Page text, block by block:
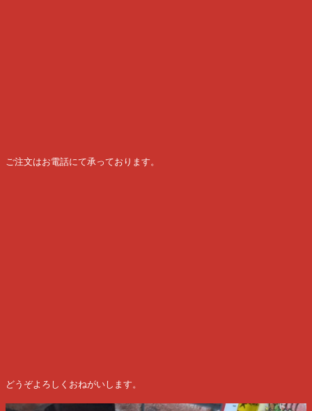
ご注文はお電話にて承っております。
どうぞよろしくおねがいします。